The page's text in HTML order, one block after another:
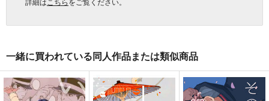
一緒に買われている同人作品または類似商品